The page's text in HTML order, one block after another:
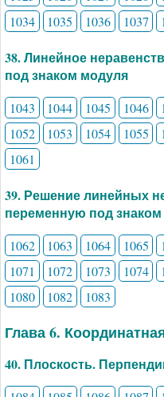
1034
1035 1036 1037
38. Линейное
под знаком модуля
1043 1044 1045 1046
1052
1053 1054 1055
1061
39. Решение линейных
переменную под
1062 1063 1064 1065
1071
1072 1073 1074
1080
1082 1083
Глава 6.
40. Плоскость.